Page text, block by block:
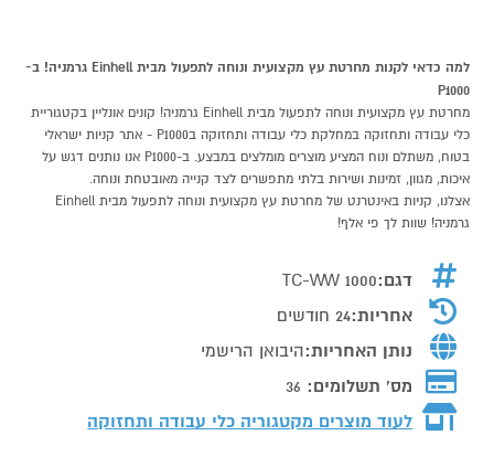
למה כדאי לקנות מחרטת עץ מקצועית ונוחה לתפעול מבית Einhell גרמניה! ב-
P1000
מחרטת עץ מקצועית ונוחה לתפעול מבית Einhell גרמניה! קונים אונליין בקטגוריית
כלי עבודה ותחזוקה במחלקת כלי עבודה ותחזוקה בP1000 - אתר קניות ישראלי
בטוח, משתלם ונוח המציע מוצרים מומלצים במבצע. ב-P1000 אנו נותנים דגש על
איכות, מגוון, זמינות ושירות בלתי מתפשרים לצד קנייה מאובטחת ונוחה.
אצלנו, קניות באינטרנט של מחרטת עץ מקצועית ונוחה לתפעול מבית Einhell
גרמניה! שוות לך פי אלף!
דגם:TC-WW 1000
אחריות:24 חודשים
נותן האחריות:היבואן הרישמי
מס' תשלומים: 36
לעוד מוצרים מקטגוריה כלי עבודה ותחזוקה